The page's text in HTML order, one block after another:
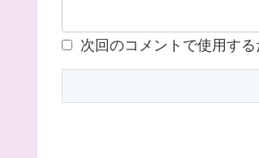
次回のコメントで使用す